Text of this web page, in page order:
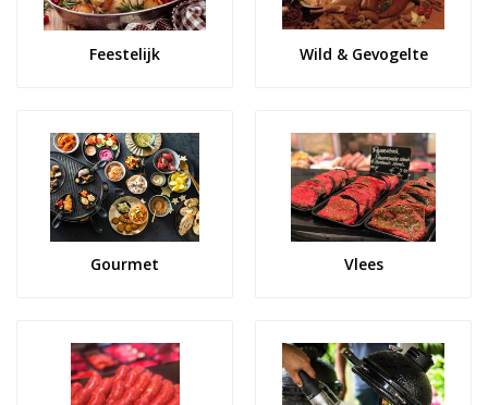
Feestelijk Wild & Gevogelte
Gourmet Vlees